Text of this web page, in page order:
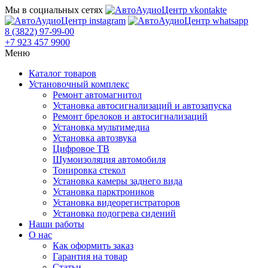
Мы в социальных сетях
8 (3822) 97-99-00
+7 923 457 9900
Меню
Каталог товаров
Установочный комплекс
Ремонт автомагнитол
Установка автосигнализаций и автозапуска
Ремонт брелоков и автосигнализаций
Установка мультимедиа
Установка автозвука
Цифровое ТВ
Шумоизоляция автомобиля
Тонировка стекол
Установка камеры заднего вида
Установка парктроников
Установка видеорегистраторов
Установка подогрева сидений
Наши работы
О нас
Как оформить заказ
Гарантия на товар